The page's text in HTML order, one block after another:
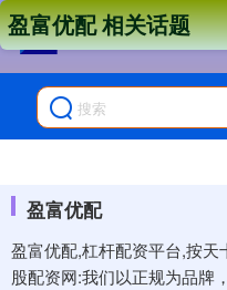
盈富优配
盈富优配,杠杆配资平台,按
股配资网:我们以正规为品牌
盈富优配 相关话题